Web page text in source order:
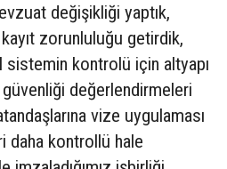
değişikliği yaptık,
kayıt zorunluluğu getirdik,
sistemin kontrolü için altyapı
güvenliği değerlendirmeleri
vize uygulaması
daha kontrollü hale